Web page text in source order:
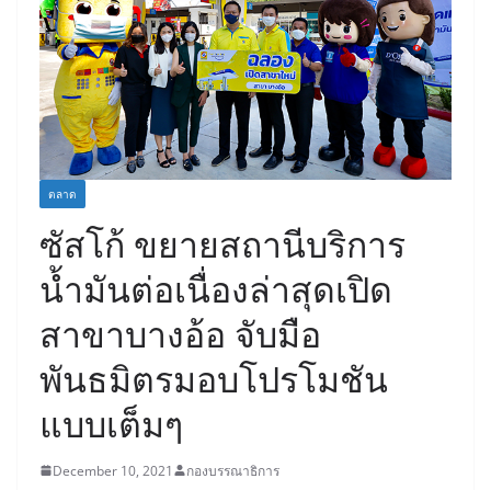
ตลาด
ซัสโก้ ขยายสถานีบริการ
น้ำมันต่อเนื่องล่าสุดเปิด
สาขาบางอ้อ จับมือ
พันธมิตรมอบโปรโมชัน
แบบเต็มๆ
December 10, 2021 กองบรรณาธิการ